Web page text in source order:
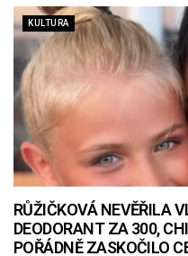
KULTURA
RŮŽIČKOVÁ NEVĚŘILA
DEODORANT ZA 300,
POŘÁDNĚ ZASKOČILO